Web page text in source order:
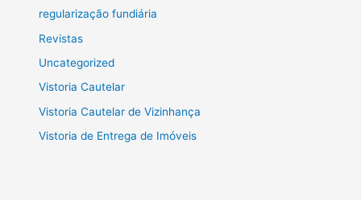
regularização fundiária
Revistas
Uncategorized
Vistoria Cautelar
Vistoria Cautelar de Vizinhança
Vistoria de Entrega de Imóveis